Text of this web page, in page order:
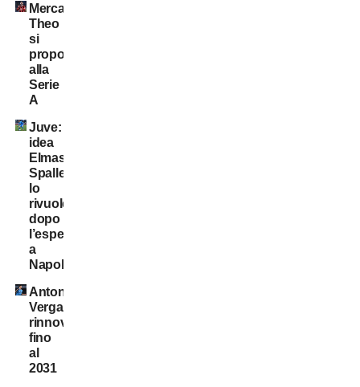
Mercato:
Theo
si
propone
alla
Serie
A
Juve:
idea
Elmas.
Spalletti
lo
rivuole
dopo
l’esperienza
a
Napoli
Antonio
Vergara,
rinnovo
fino
al
2031